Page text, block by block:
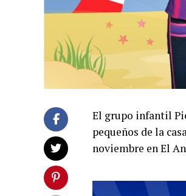
El grupo infantil
pequeños de la
noviembre en El